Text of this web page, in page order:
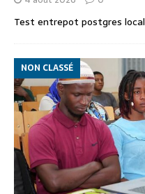
Test entrepot postgres local
NON CLASSÉ